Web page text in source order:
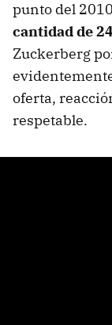
punto del
cantidad de
Zuckerberg
oferta,
respetable.